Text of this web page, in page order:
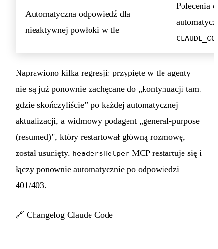
Automatyczna odpowiedź dla
nieaktywnej powłoki w tle
Polecenia
Naprawiono kilka regresji: przypięte w tle agenty
nie są już ponownie zachęcane do „kontynuacji tam,
gdzie skończyliście” po każdej automatycznej
aktualizacji, a widmowy podagent „general-purpose
(resumed)”, który restartował główną rozmowę,
został usunięty. headersHelper MCP restartuje się i
łączy ponownie automatycznie po odpowiedzi
401/403.
🔗 Changelog Claude Code